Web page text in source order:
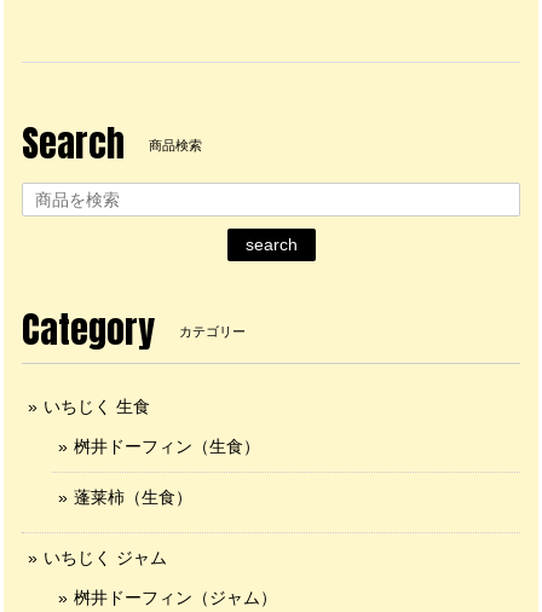
Search 商品検索
search
Category カテゴリー
いちじく 生食
桝井ドーフィン（生食）
蓬莱柿（生食）
いちじく ジャム
桝井ドーフィン（ジャム）